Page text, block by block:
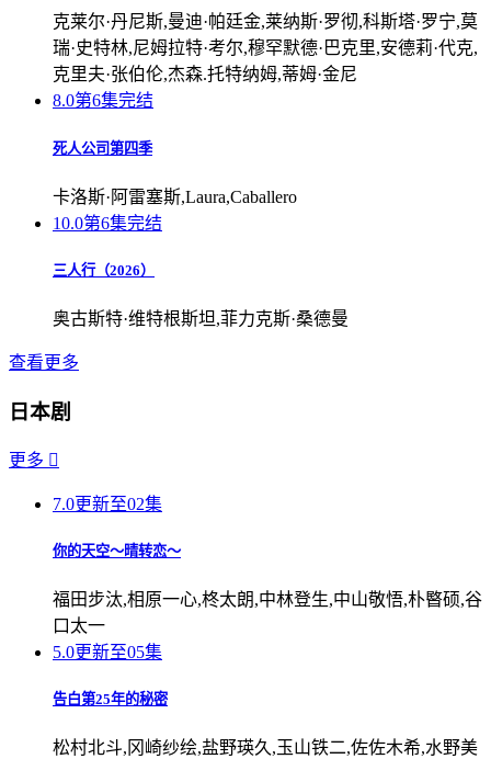
克莱尔·丹尼斯,曼迪·帕廷金,莱纳斯·罗彻,科斯塔·罗宁,莫
瑞·史特林,尼姆拉特·考尔,穆罕默德·巴克里,安德莉·代克,
克里夫·张伯伦,杰森.托特纳姆,蒂姆·金尼
8.0第6集完结
死人公司第四季
卡洛斯·阿雷塞斯,Laura,Caballero
10.0第6集完结
三人行（2026）
奥古斯特·维特根斯坦,菲力克斯·桑德曼
查看更多
日本剧
更多 
7.0更新至02集
你的天空～晴转恋～
福田步汰,相原一心,柊太朗,中林登生,中山敬悟,朴暋硕,谷
口太一
5.0更新至05集
告白第25年的秘密
松村北斗,冈崎纱绘,盐野瑛久,玉山铁二,佐佐木希,水野美